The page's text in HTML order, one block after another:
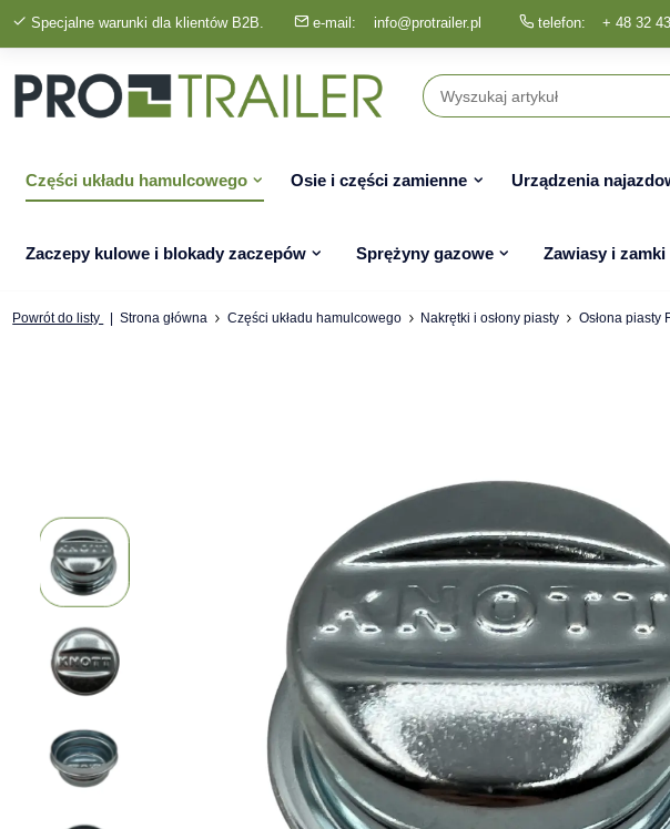
Specjalne warunki dla klientów B2B. e-mail: info@protrailer.pl telefon: + 48 32
Części układu hamulcowego Osie i części zamienne Urządzenia
Zaczepy kulowe i blokady zaczepów Sprężyny gazowe Zawiasy i
Powrót do listy Strona główna Części układu hamulcowego Nakrętki i osłony piasty Osłona piasty